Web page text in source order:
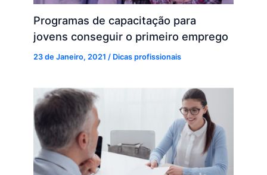
Programas de capacitação para
jovens conseguir o primeiro emprego
23 de Janeiro, 2021/ Dicas profissionais